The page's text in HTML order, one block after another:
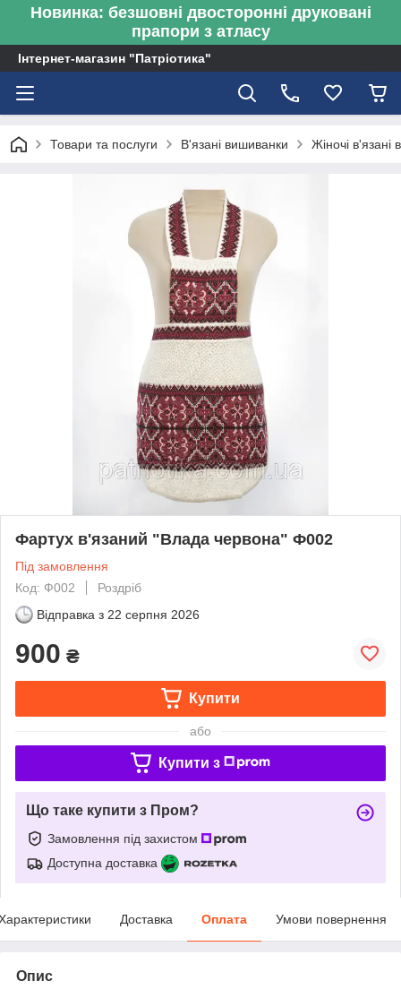
Новинка: безшовні двосторонні друковані
прапори з атласу
Інтернет-магазин "Патріотика"
Товари та послуги В'язані вишиванки Жіночі в'язані
Фартух в'язаний "Влада червона" Ф002
Під замовлення
Код: Ф002
Роздріб
Відправка з 22 серпня 2026
900 ₴
Купити
або
Купити з
Що таке купити з Пром?
Замовлення під захистом
Доступна доставка
Доставка Оплата Умови повернення
Опис